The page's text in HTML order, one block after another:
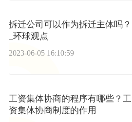
拆迁公司可以作为拆迁主体吗？
_环球观点
2023-06-05 16:10:59
工资集体协商的程序有哪些？工
资集体协商制度的作用